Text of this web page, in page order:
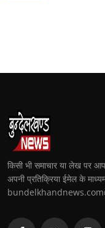
किसी भी समाचार या लेख पर
अपनी प्रतिक्रिया ईमेल के